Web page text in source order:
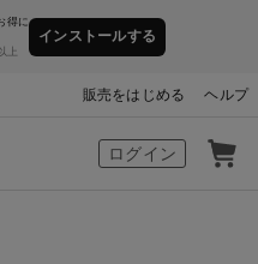
得に
上
インストールする
販売をはじめる ヘルプ
メイドマーケット minne（ミン
ログイン